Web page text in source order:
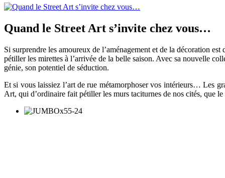
Quand le Street Art s’invite chez vous…
Si surprendre les amoureux de l’aménagement et de la décoration
pétiller les mirettes à l’arrivée de la belle saison. Avec sa nouvelle
génie, son potentiel de séduction.
Et si vous laissiez l’art de rue métamorphoser vos intérieurs… Les
Art, qui d’ordinaire fait pétiller les murs taciturnes de nos cités, que